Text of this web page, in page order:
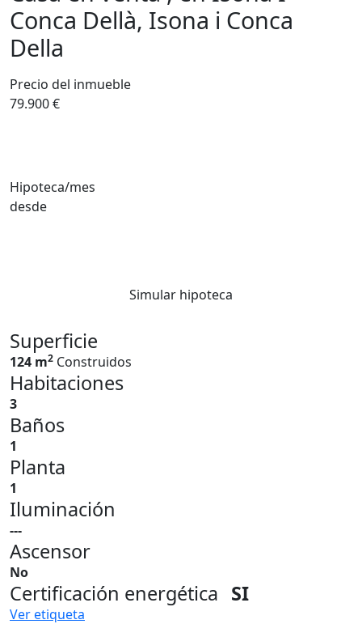
Conca Dellà, Isona i Conca
Della
Precio del inmueble
79.900 €
Hipoteca/mes
desde
Simular hipoteca
Superficie
124 m2 Construidos
Habitaciones
3
Baños
1
Planta
1
Iluminación
---
Ascensor
No
Certificación energética SI
Ver etiqueta